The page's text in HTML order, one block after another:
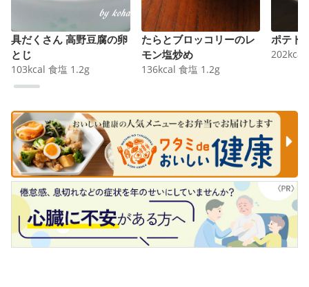
具だくさん 高野豆腐の卵
とじ
103kcal 食塩 1.2g
たらとブロッコリーのレ
モン塩炒め
136kcal 食塩 1.2g
ポテト
202kcal